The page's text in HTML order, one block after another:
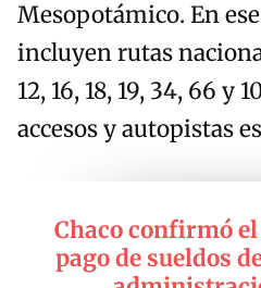
Mesopotámico. En
incluyen rutas
12, 16, 18, 19, 34, 66 y
accesos y autopistas
Chaco confirmó
pago de sueldos